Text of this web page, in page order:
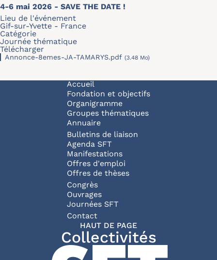
4-6 mai 2026 - SAVE THE DATE !
Lieu de l'événement
Gif-sur-Yvette - France
Catégorie
Journée thématique
Télécharger
Annonce-8emes-JA-TAMARYS.pdf (3.48 Mo)
Navigation principale
Accueil
Fondation et objectifs
Organigramme
Groupes thématiques
Annuaire
Bulletins de liaison
Agenda SFT
Manifestations
Offres d'emploi
Offres de thèses
Congrès
Ouvrages
Journées SFT
Pied de page
Contact
HAUT DE PAGE
Collectivités